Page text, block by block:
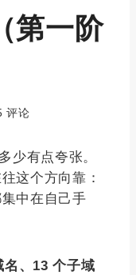
第一阶
评论
少有点夸张。
这个方向靠：
中在自己手
名、13 个子域